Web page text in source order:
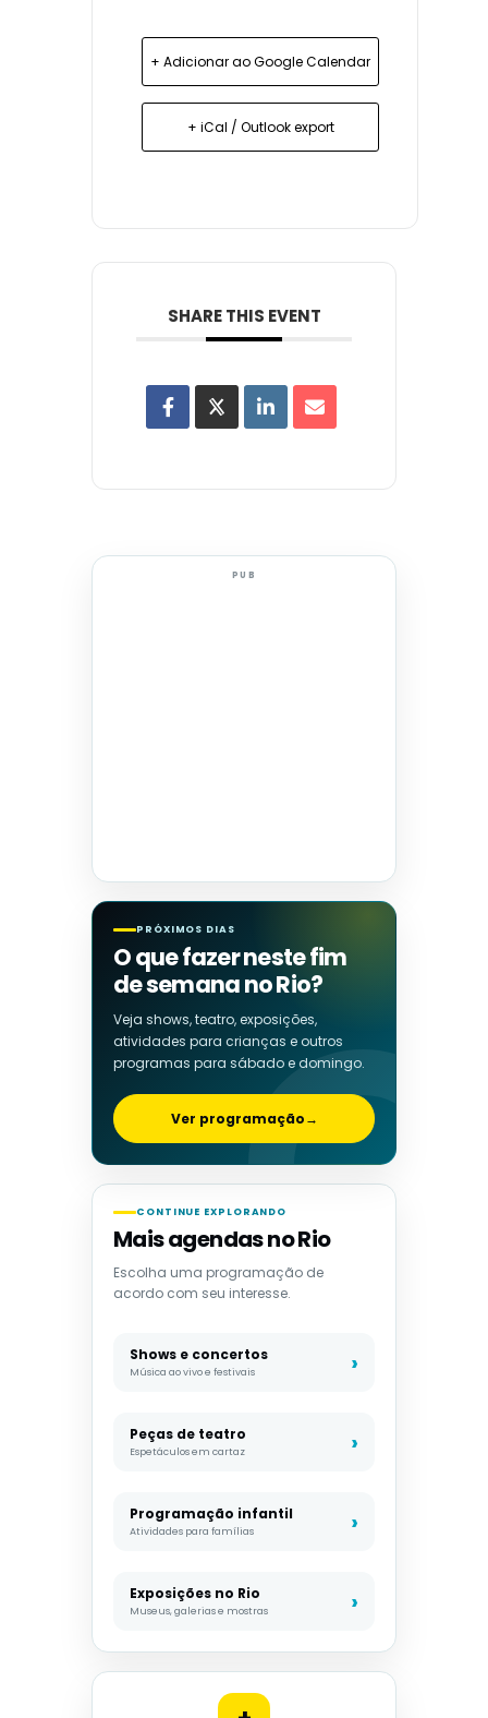
+ Adicionar ao Google Calendar
+ iCal / Outlook export
SHARE THIS EVENT
PUB
PRÓXIMOS DIAS
O que fazer neste fim
de semana no Rio?
Veja shows, teatro, exposições,
atividades para crianças e outros
programas para sábado e domingo.
Ver programação→
CONTINUE EXPLORANDO
Mais agendas no Rio
Escolha uma programação de
acordo com seu interesse.
Shows e concertos
Música ao vivo e festivais
Peças de teatro
Espetáculos em cartaz
Programação infantil
Atividades para famílias
Exposições no Rio
Museus, galerias e mostras